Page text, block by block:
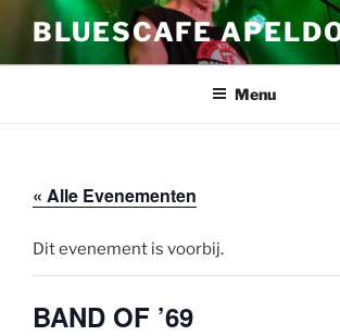
de
BLUESCAFE
Menu
« Alle Evenementen
Dit evenement is voorbij.
BAND OF ’69